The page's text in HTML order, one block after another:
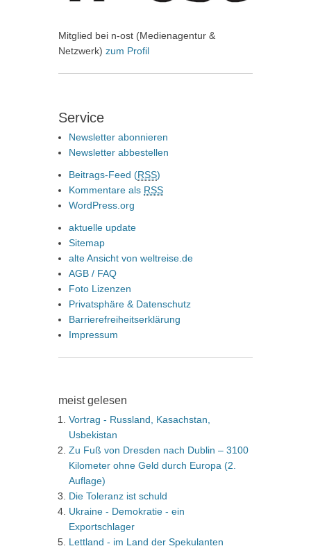
Mitglied bei n-ost (Medienagentur &
Netzwerk) zum Profil
Service
Newsletter abonnieren
Newsletter abbestellen
Beitrags-Feed (RSS)
Kommentare als RSS
WordPress.org
aktuelle update
Sitemap
alte Ansicht von weltreise.de
AGB / FAQ
Foto Lizenzen
Privatsphäre & Datenschutz
Barrierefreiheitserklärung
Impressum
meist gelesen
Vortrag - Russland, Kasachstan,
Usbekistan
Zu Fuß von Dresden nach Dublin – 3100
Kilometer ohne Geld durch Europa (2.
Auflage)
Die Toleranz ist schuld
Ukraine - Demokratie - ein
Exportschlager
Lettland - im Land der Spekulanten